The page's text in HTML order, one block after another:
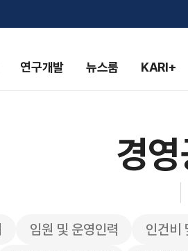
연구개발 뉴스룸 KARI+
경영
임원 및 운영인력 인건비